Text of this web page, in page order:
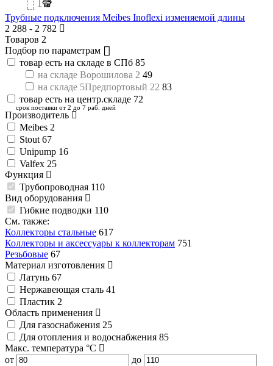
Трубные подключения Meibes Inoflexi изменяемой длины
2 288 - 2 782
Товаров 2
Подбор по параметрам
товар есть на складе в СПб 85
на складе Ворошилова 2 49
на складе 5Предпортовый 22 83
товар есть на центр.складе 72
срок поставки от 2 до 7 раб. дней
Производитель
Meibes 2
Stout 67
Unipump 16
Valfex 25
Функция
Трубопроводная 110
Вид оборудования
Гибкие подводки 110
См. также:
Коллекторы стальные 617
Коллекторы и аксессуары к коллекторам 751
Резьбовые 67
Материал изготовления
Латунь 67
Нержавеющая сталь 41
Пластик 2
Область применения
Для газоснабжения 25
Для отопления и водоснабжения 85
Макс. температура °C
от
до